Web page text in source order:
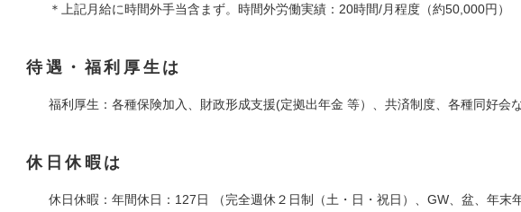
＊上記月給に時間外手当含まず。時間外労働実績：20時間/月程度（約50,000円）
待遇・福利厚生は
福利厚生：各種保険加入、財政形成支援(定拠出年金 等）、共済制度、各種同好会
休日休暇は
休日休暇：年間休日：127日 （完全週休２日制（土・日・祝日）、GW、盆、年末